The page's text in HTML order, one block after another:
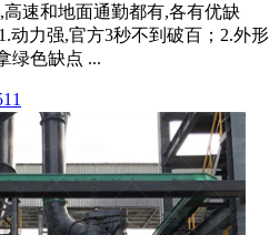
速和地面通勤都有,各有优缺
动力强,官方3秒不到破百；2.外形
绿色缺点 ...